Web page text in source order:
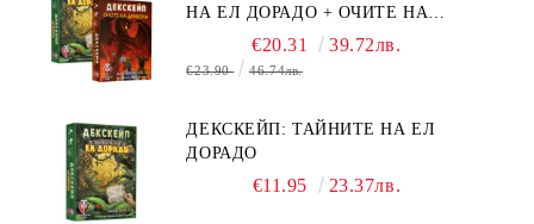
НА ЕЛ ДОРАДО + ОЧИТЕ НА
ДРАКОНА€20.31 39.72лв.
€23.90 46.74лв.
ДЕКСКЕЙП: ТАЙНИТЕ НА ЕЛ
ДОРАДО
€11.95 23.37лв.